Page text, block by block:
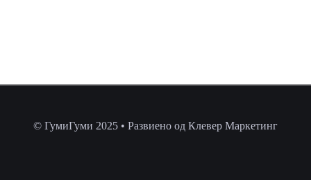
© ГумиГуми 2025 • Развиено од Клевер Маркетинг